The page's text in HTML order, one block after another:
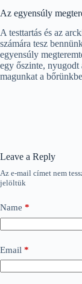
Az egyensúly
A testtartás és az
számára tesz
egyensúly
egy őszinte, nyugodt
magunkat a
Leave a Reply
Az e-mail címet nem
jelöltük
Name *
Email *